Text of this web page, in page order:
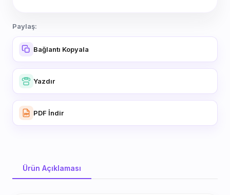
Paylaş:
Bağlantı Kopyala
Yazdır
PDF İndir
Ürün Açıklaması